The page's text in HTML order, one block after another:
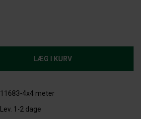
11683-4x4 meter
Lev. 1-2 dage